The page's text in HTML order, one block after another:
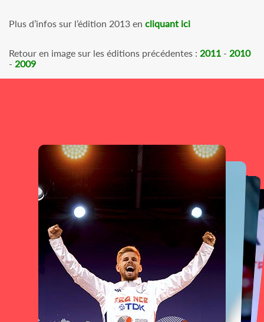
Plus d’infos sur l’édition 2013 en cliquant ici
Retour en image sur les éditions précédentes : 2011 - 2010
- 2009